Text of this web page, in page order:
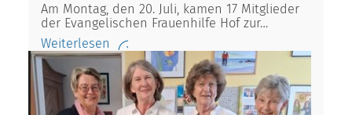
Am Montag, den 20. Juli, kamen 17 Mitglieder
der Evangelischen Frauenhilfe Hof zur…
Weiterlesen